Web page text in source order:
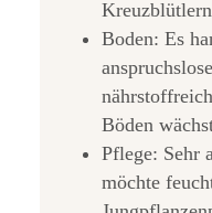
Boden: Es
Böden
Pflege: Sehr
möchte